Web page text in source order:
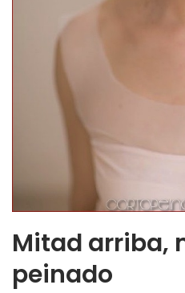
Mitad arriba,
peinado